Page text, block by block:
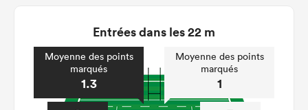
Entrées dans les 22 m
Moyenne des points
marqués
1.3
Moyenne des points
marqués
1